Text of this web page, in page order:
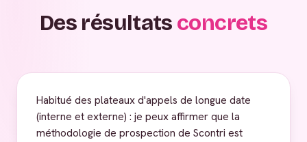
Des résultats concrets
Habitué des plateaux d'appels de longue date
(interne et externe) : je peux affirmer que la
méthodologie de prospection de Scontri est